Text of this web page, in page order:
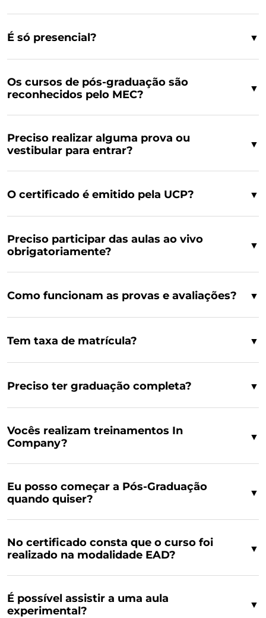
É só presencial? ▼
Os cursos de pós-graduação são
reconhecidos pelo MEC?
▼
Preciso realizar alguma prova ou
vestibular para entrar?
▼
O certificado é emitido pela UCP? ▼
Preciso participar das aulas ao vivo
obrigatoriamente?
▼
Como funcionam as provas e avaliações? ▼
Tem taxa de matrícula? ▼
Preciso ter graduação completa? ▼
Vocês realizam treinamentos In
Company?
▼
Eu posso começar a Pós-Graduação
quando quiser?
▼
No certificado consta que o curso foi
realizado na modalidade EAD?
▼
É possível assistir a uma aula
experimental?
▼